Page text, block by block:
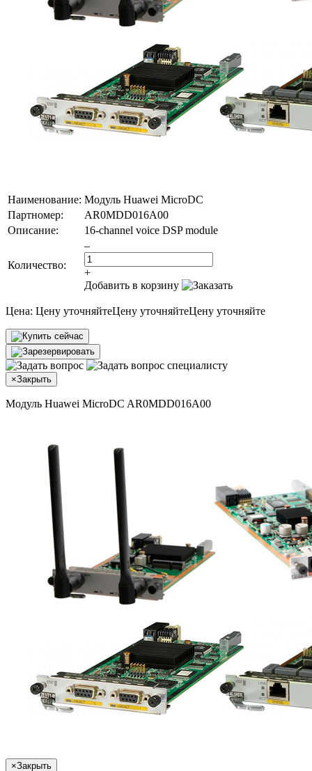
Наименование: Модуль Huawei MicroDC
Партномер:
AR0MDD016A00
Описание:
16-channel voice DSP module
Количество:
–
+
Добавить в корзину
Цена: Цену уточняйтеЦену уточняйтеЦену уточняйте
×Закрыть
Модуль Huawei MicroDC AR0MDD016A00
×Закрыть